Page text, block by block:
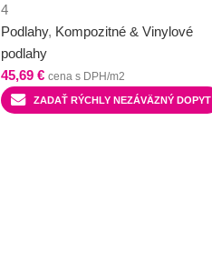
4
Podlahy, Kompozitné & Vinylové
podlahy
45,69€ cena s DPH/m2
ZADAŤ RÝCHLY NEZÁVÄZNÝ DOPYT